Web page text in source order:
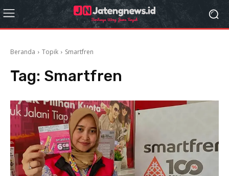
Beranda Topik Smartfren
Tag: Smartfren